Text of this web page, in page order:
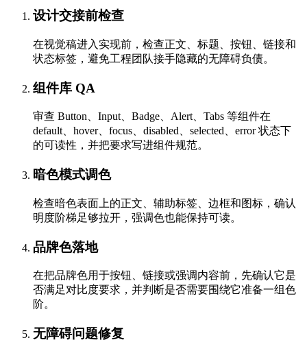
设计交接前检查
在视觉稿进入实现前，检查正文、标题、按钮、链接和
状态标签，避免工程团队接手隐藏的无障碍负债。
组件库 QA
审查 Button、Input、Badge、Alert、Tabs 等组件在
default、hover、focus、disabled、selected、error 状态下
的可读性，并把要求写进组件规范。
暗色模式调色
检查暗色表面上的正文、辅助标签、边框和图标，确认
明度阶梯足够拉开，强调色也能保持可读。
品牌色落地
在把品牌色用于按钮、链接或强调内容前，先确认它是
否满足对比度要求，并判断是否需要围绕它准备一组色
阶。
无障碍问题修复